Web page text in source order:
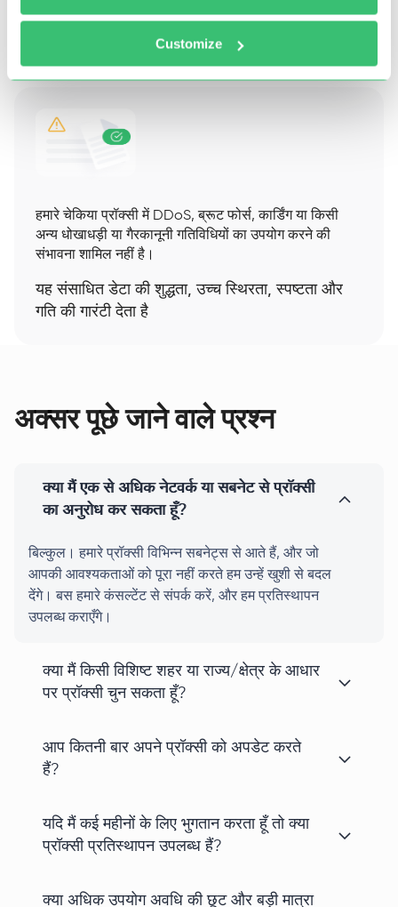
Customize
हमारे चेकिया प्रॉक्सी में DDoS, ब्रूट फोर्स, कार्डिंग या किसी
अन्य धोखाधड़ी या गैरकानूनी गतिविधियों का उपयोग करने की
संभावना शामिल नहीं है।
यह संसाधित डेटा की शुद्धता, उच्च स्थिरता, स्पष्टता और
गति की गारंटी देता है
अक्सर पूछे जाने वाले प्रश्न
क्या मैं एक से अधिक नेटवर्क या सबनेट से प्रॉक्सी
का अनुरोध कर सकता हूँ?
बिल्कुल। हमारे प्रॉक्सी विभिन्न सबनेट्स से आते हैं, और जो
आपकी आवश्यकताओं को पूरा नहीं करते हम उन्हें खुशी से बदल
देंगे। बस हमारे कंसल्टेंट से संपर्क करें, और हम प्रतिस्थापन
उपलब्ध कराएँगे।
क्या मैं किसी विशिष्ट शहर या राज्य/क्षेत्र के आधार
पर प्रॉक्सी चुन सकता हूँ?
आप कितनी बार अपने प्रॉक्सी को अपडेट करते
हैं?
यदि मैं कई महीनों के लिए भुगतान करता हूँ तो क्या
प्रॉक्सी प्रतिस्थापन उपलब्ध हैं?
क्या अधिक उपयोग अवधि की छूट और बड़ी मात्रा